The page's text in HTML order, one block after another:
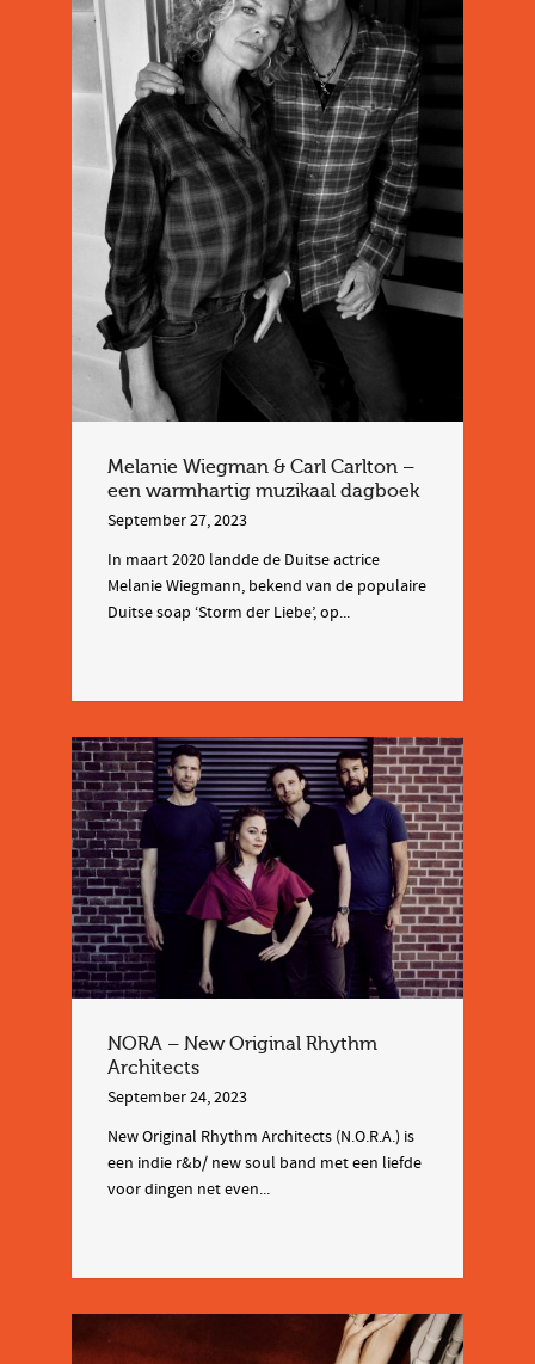
Melanie Wiegman & Carl Carlton –
een warmhartig muzikaal dagboek
September 27, 2023
In maart 2020 landde de Duitse actrice
Melanie Wiegmann, bekend van de populaire
Duitse soap ‘Storm der Liebe’, op...
NORA – New Original Rhythm
Architects
September 24, 2023
New Original Rhythm Architects (N.O.R.A.) is
een indie r&b/ new soul band met een liefde
voor dingen net even...